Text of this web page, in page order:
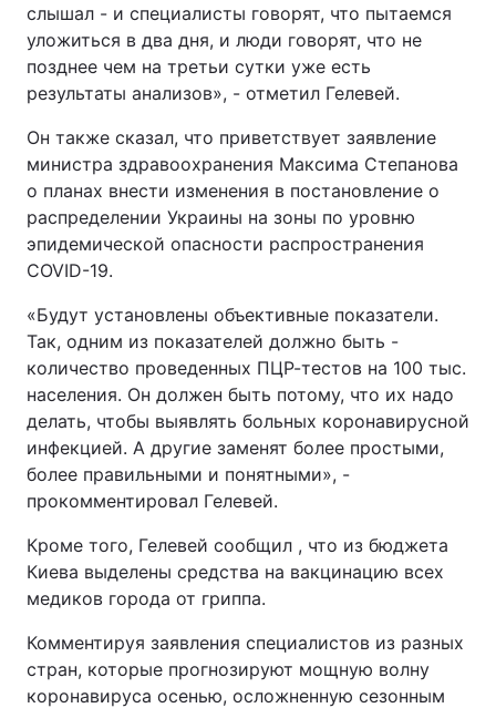
слышал - и специалисты говорят, что пытаемся
уложиться в два дня, и люди говорят, что не
позднее чем на третьи сутки уже есть
результаты анализов», - отметил Гелевей.
Он также сказал, что приветствует заявление
министра здравоохранения Максима Степанова
о планах внести изменения в постановление о
распределении Украины на зоны по уровню
эпидемической опасности распространения
COVID-19.
«Будут установлены объективные показатели.
Так, одним из показателей должно быть -
количество проведенных ПЦР-тестов на 100 тыс.
населения. Он должен быть потому, что их надо
делать, чтобы выявлять больных коронавирусной
инфекцией. А другие заменят более простыми,
более правильными и понятными», -
прокомментировал Гелевей.
Кроме того, Гелевей сообщил , что из бюджета
Киева выделены средства на вакцинацию всех
медиков города от гриппа.
Комментируя заявления специалистов из разных
стран, которые прогнозируют мощную волну
коронавируса осенью, осложненную сезонным